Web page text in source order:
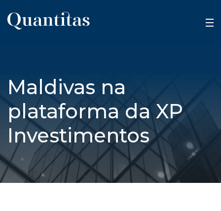
Maldivas na
plataforma da XP
Investimentos